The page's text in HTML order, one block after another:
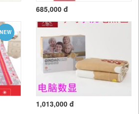
685,000 đ
NEW
1,013,000 đ